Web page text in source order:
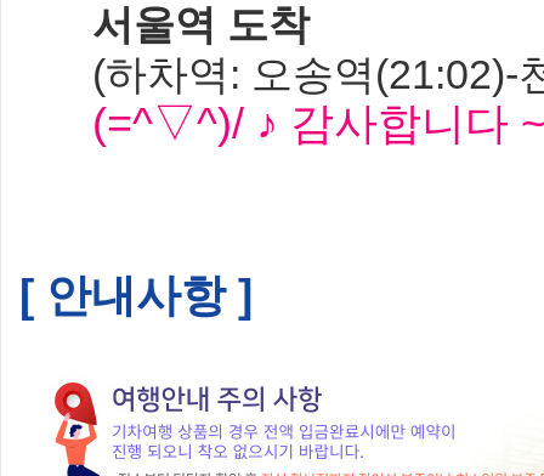
서울역 도착
(하차역: 오송역(21:02)-
(=^▽^)/ ♪ 감사합니다
[ 안내사항 ]